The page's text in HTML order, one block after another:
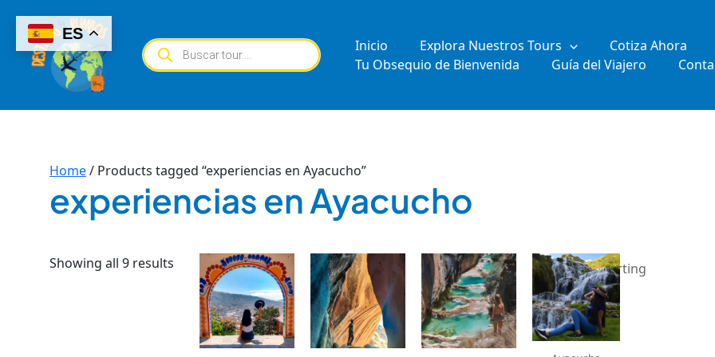
content
Products
search Inicio Explora Nuestros Tours Cotiza Ahora
Tu Obsequio de Bienvenida
Guía del Viajero
Home/ Products tagged “experiencias en Ayacucho”
experiencias en Ayacucho
Showing all 9 results
ES